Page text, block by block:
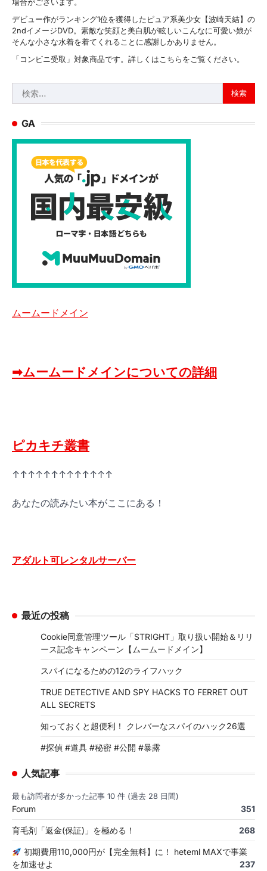
デビュー作がランキング1位を獲得したピュア系美少女【波崎天結】の
2ndイメージDVD。素敵な笑顔と美白肌が眩しいこんなに可愛い娘が
そんな小さな水着を着てくれることに感謝しかありません。
「コンビニ受取」対象商品です。詳しくはこちらをご覧ください。
索:
GA
ムームードメイン
➡ムームードメインについての詳細
ピカキチ叢書
↑↑↑↑↑↑↑↑↑↑↑↑↑
あなたの読みたい本がここにある！
アダルト可レンタルサーバー
最近の投稿
Cookie同意管理ツール「STRIGHT」取り扱い開始＆リリ
ース記念キャンペーン【ムームードメイン】
スパイになるための12のライフハック
TRUE DETECTIVE AND SPY HACKS TO FERRET OUT
ALL SECRETS
知っておくと超便利！ クレバーなスパイのハック26選
#探偵 #道具 #秘密 #公開 #暴露
人気記事
最も訪問者が多かった記事 10 件 (過去 28 日間)
Forum 351
育毛剤「返金(保証)」を極める！ 268
初期費用110,000円が【完全無料】に！ heteml MAXで事業
を加速せよ
237